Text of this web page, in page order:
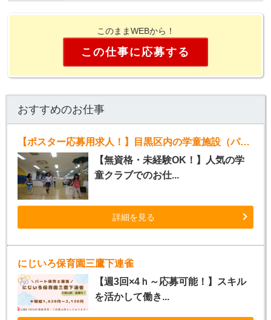
このままWEBから！
この仕事に応募する
おすすめのお仕事
【ポスター応募用求人！】目黒区内の学童施設（パート指導員）
【無資格・未経験OK！】人気の学
童クラブでのお仕...
詳細を見る
にじいろ保育園三鷹下連雀
【週3回×4ｈ～応募可能！】スキル
を活かして働き...